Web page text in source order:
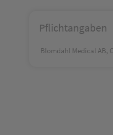
Pflichtangaben
Blomdahl Medical AB,